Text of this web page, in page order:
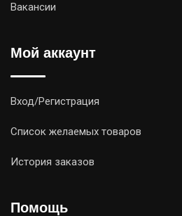
Вакансии
Мой аккаунт
Вход/Регистрация
Список желаемых товаров
История заказов
Помощь